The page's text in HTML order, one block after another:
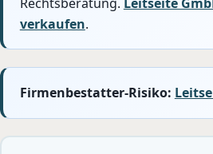
verkaufen.
Firmenbestatter-Risiko: